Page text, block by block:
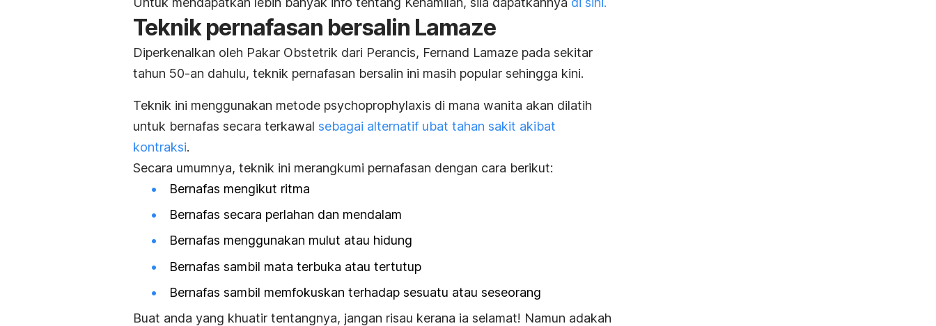
Teknik pernafasan bersalin Lamaze
Diperkenalkan oleh Pakar Obstetrik dari Perancis, Fernand Lamaze pada sekitar
tahun 50-an dahulu, teknik pernafasan bersalin ini masih popular sehingga kini.
Teknik ini menggunakan metode psychoprophylaxis di mana wanita akan dilatih
untuk bernafas secara terkawal sebagai alternatif ubat tahan sakit akibat
kontraksi.
Secara umumnya, teknik ini merangkumi pernafasan dengan cara berikut:
Bernafas mengikut ritma
Bernafas secara perlahan dan mendalam
Bernafas menggunakan mulut atau hidung
Bernafas sambil mata terbuka atau tertutup
Bernafas sambil memfokuskan terhadap sesuatu atau seseorang
Buat anda yang khuatir tentangnya, jangan risau kerana ia selamat! Namun adakah